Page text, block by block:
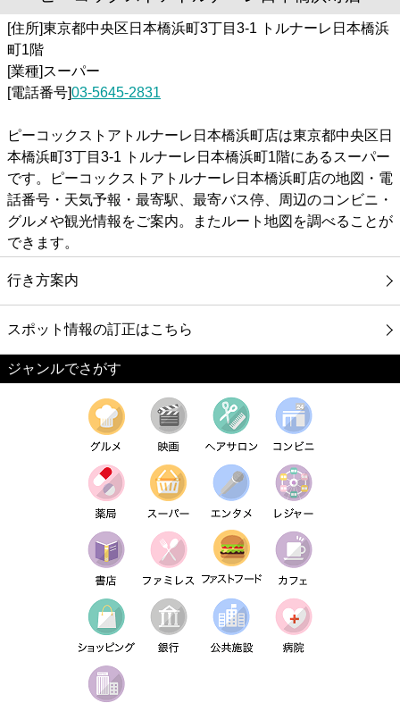
[住所]東京都中央区日本橋浜町3丁目3-1 トルナーレ日本橋浜
町1階
[業種]スーパー
[電話番号]03-5645-2831
ピーコックストアトルナーレ日本橋浜町店は東京都中央区日
本橋浜町3丁目3-1 トルナーレ日本橋浜町1階にあるスーパー
です。ピーコックストアトルナーレ日本橋浜町店の地図・電
話番号・天気予報・最寄駅、最寄バス停、周辺のコンビニ・
グルメや観光情報をご案内。またルート地図を調べることが
できます。
行き方案内
スポット情報の訂正はこちら
ジャンルでさがす